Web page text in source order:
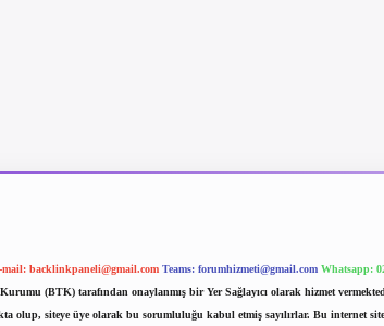
mail: backlinkpaneli@gmail.com Teams: forumhizmeti@gmail.com Whatsapp:
(BTK) tarafından onaylanmış bir Yer Sağlayıcı olarak hizmet
olup, siteye üye olarak bu sorumluluğu kabul etmiş sayılırlar. Bu internet